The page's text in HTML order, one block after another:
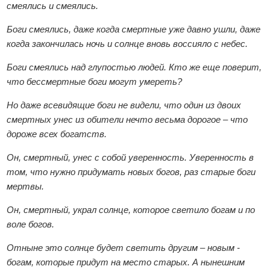
смеялись и смеялись.
Боги смеялись, даже когда смертные уже давно ушли, даже
когда закончилась ночь и солнце вновь воссияло с небес.
Боги смеялись над глупостью людей. Кто же еще поверит,
что бессмертные боги могут умереть?
Но даже всевидящие боги не видели, что один из двоих
смертных унес из обители нечто весьма дорогое – что
дороже всех богатств.
Он, смертный, унес с собой уверенность. Уверенность в
том, что нужно придумать новых богов, раз старые боги
мертвы.
Он, смертный, украл солнце, которое светило богам и по
воле богов.
Отныне это солнце будет светить другим – новым -
богам, которые придут на место старых. А нынешним